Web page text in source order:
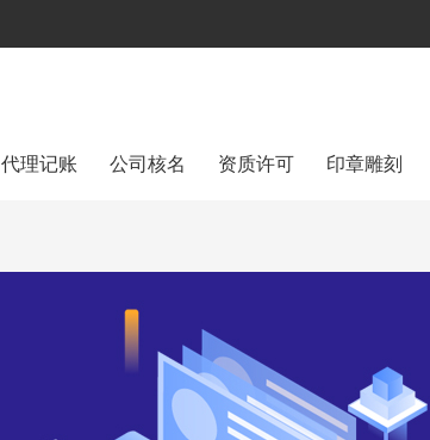
代理记账 公司核名 资质许可 印章雕刻